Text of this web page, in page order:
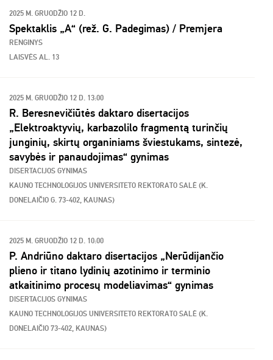
2025 M. GRUODŽIO 12 D.
Spektaklis „A“ (rež. G. Padegimas) / Premjera
RENGINYS
LAISVĖS AL. 13
2025 M. GRUODŽIO 12 D. 13:00
R. Beresnevičiūtės daktaro disertacijos
„Elektroaktyvių, karbazolilo fragmentą turinčių
junginių, skirtų organiniams šviestukams, sintezė,
savybės ir panaudojimas“ gynimas
DISERTACIJOS GYNIMAS
KAUNO TECHNOLOGIJOS UNIVERSITETO REKTORATO SALĖ (K.
DONELAIČIO G. 73-402, KAUNAS)
2025 M. GRUODŽIO 12 D. 10:00
P. Andriūno daktaro disertacijos „Nerūdijančio
plieno ir titano lydinių azotinimo ir terminio
atkaitinimo procesų modeliavimas“ gynimas
DISERTACIJOS GYNIMAS
KAUNO TECHNOLOGIJOS UNIVERSITETO REKTORATO SALĖ (K.
DONELAIČIO 73-402, KAUNAS)